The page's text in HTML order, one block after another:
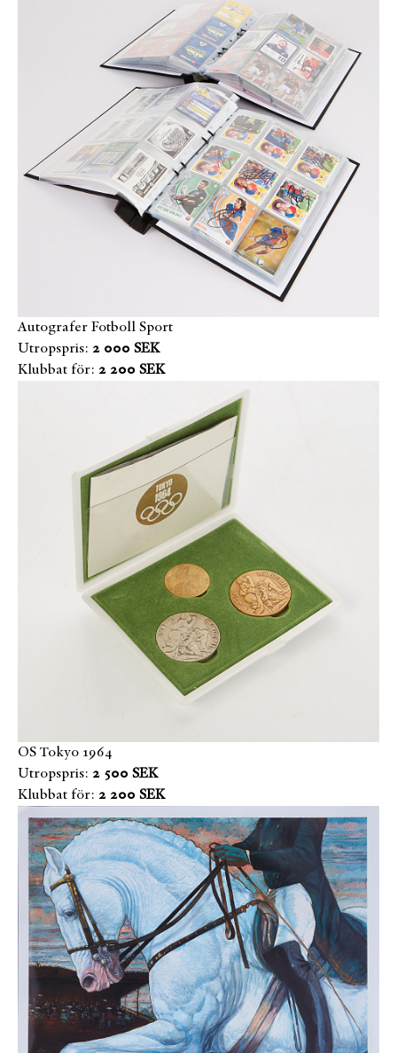
Autografer Fotboll Sport
Utropspris: 2 000 SEK
Klubbat för: 2 200 SEK
OS Tokyo 1964
Utropspris: 2 500 SEK
Klubbat för: 2 200 SEK